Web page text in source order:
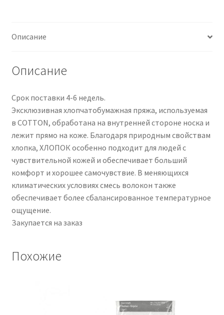
nat
Paar
Описание
Описание
Срок поставки 4-6 недель.
Эксклюзивная хлопчатобумажная пряжа, используемая
в COTTON, обработана на внутренней стороне носка и
лежит прямо на коже. Благодаря природным свойствам
хлопка, ХЛОПОК особенно подходит для людей с
чувствительной кожей и обеспечивает больший
комфорт и хорошее самочувствие. В меняющихся
климатических условиях смесь волокон также
обеспечивает более сбалансированное температурное
ощущение.
Закупается на заказ
Похожие